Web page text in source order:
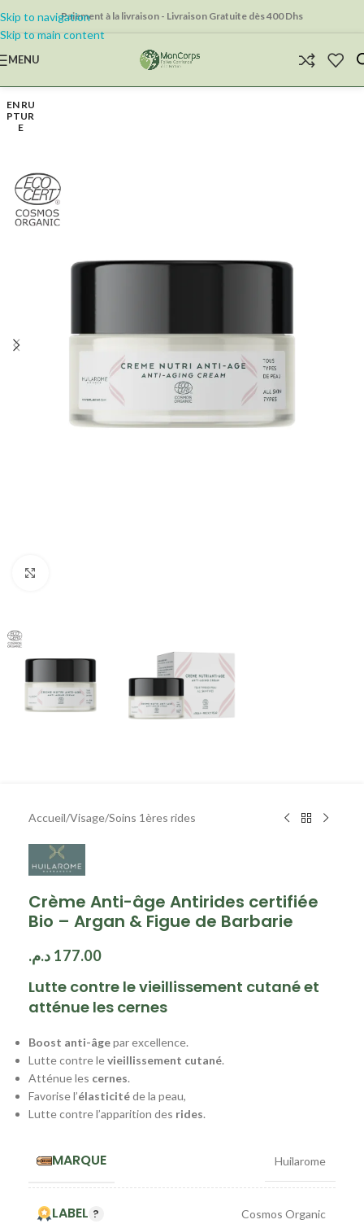
Skip to navigation
Skip to main content
Paiement à la livraison - Livraison Gratuite dès 400 Dhs
MENU
EN RU
PTUR
E
Accueil/Visage/Soins 1ères rides
Crème Anti-âge Antirides certifiée
Bio – Argan & Figue de Barbarie
177.00 د.م.
Lutte contre le vieillissement cutané et
atténue les cernes
Boost anti-âgepar excellence.
Lutte contre levieillissement cutané.
Atténue les cernes.
Favorise l’élasticitéde la peau,
Lutte contre l’apparition des rides.
MARQUE Huilarome
LABEL Cosmos Organic